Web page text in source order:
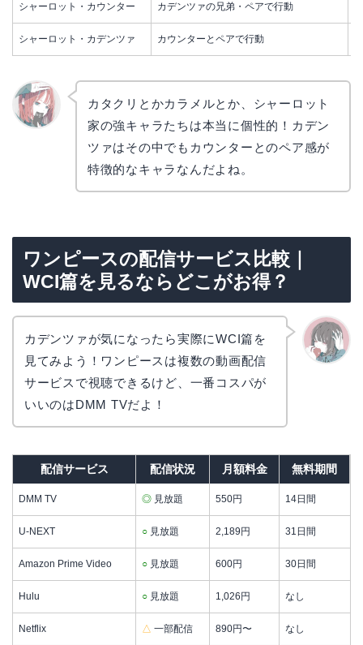
シャーロット・カウンター カデンツァの兄弟・ペアで行動
シャーロット・カデンツァ カウンターとペアで行動
カタクリとかカラメルとか、シャーロット
家の強キャラたちは本当に個性的！カデン
ツァはその中でもカウンターとのペア感が
特徴的なキャラなんだよね。
ワンピースの配信サービス比較｜
WCI篇を見るならどこがお得？
カデンツァが気になったら実際にWCI篇を
見てみよう！ワンピースは複数の動画配信
サービスで視聴できるけど、一番コスパが
いいのはDMM TVだよ！
配信サービス 配信状況 月額料金 無料期間
DMM TV ◎ 見放題 550円 14日間
U-NEXT ○ 見放題 2,189円 31日間
Amazon Prime Video ○ 見放題 600円 30日間
Hulu ○ 見放題 1,026円 なし
Netflix △ 一部配信 890円〜 なし